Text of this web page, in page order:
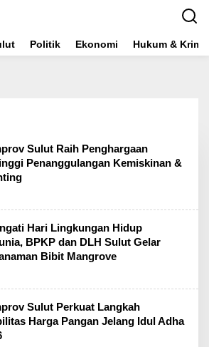
Politik Ekonomi Hukum &
Sulut Raih Penghargaan
Penanggulangan Kemiskinan &
Hari Lingkungan Hidup
BPKP dan DLH Sulut Gelar
Bibit Mangrove
Sulut Perkuat Langkah
Harga Pangan Jelang Idul Adha